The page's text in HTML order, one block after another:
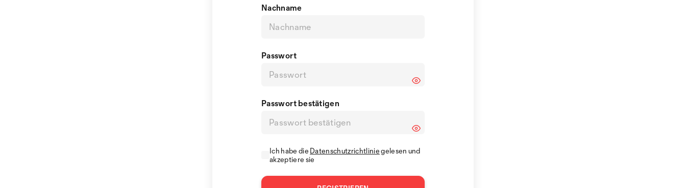
Nachname
Passwort
Passwort bestätigen
Ich habe die Datenschutzrichtliniegelesen und
akzeptiere sie